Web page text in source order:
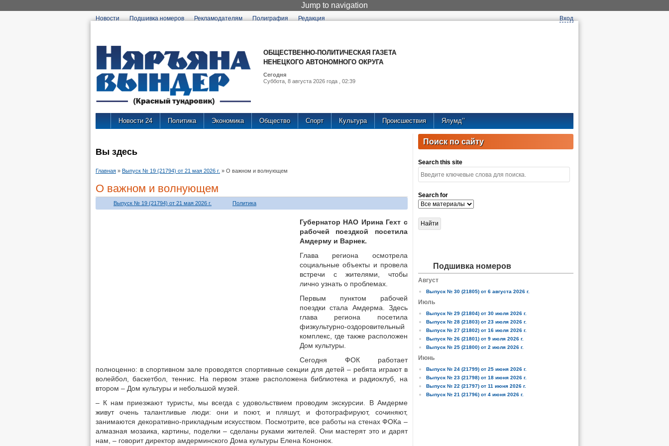
Jump to navigation
Новости Подшивка номеров Рекламодателям Полиграфия Редакция Вход
ОБЩЕСТВЕННО-ПОЛИТИЧЕСКАЯ ГАЗЕТА
НЕНЕЦКОГО АВТОНОМНОГО ОКРУГА
Сегодня
Суббота, 8 августа 2026 года , 02:39
Новости 24 Политика Экономика Общество Спорт Культура Происшествия Ялумд’’
Вы здесь
Главная » Выпуск № 19 (21794) от 21 мая 2026 г. » О важном и волнующем
О важном и волнующем
Выпуск № 19 (21794) от 21 мая 2026 г. Политика
Губернатор НАО Ирина Гехт с
рабочей поездкой посетила
Амдерму и Варнек.
Глава региона осмотрела
социальные объекты и провела
встречи с жителями, чтобы
лично узнать о проблемах.
Первым пунктом рабочей
поездки стала Амдерма. Здесь
глава региона посетила
физкультурно-оздоровительный
комплекс, где также расположен
Дом культуры.
Сегодня ФОК работает
полноценно: в спортивном зале проводятся спортивные секции для детей – ребята играют в
волейбол, баскетбол, теннис. На первом этаже расположена библио­тека и радиоклуб, на
втором – Дом культуры и небольшой музей.
– К нам приезжают туристы, мы всегда с удовольствием проводим экскурсии. В Амдерме
живут очень талантливые люди: они и поют, и пляшут, и фотографируют, сочиняют,
занимаются декоративно-прикладным искусством. Посмотрите, все работы на стенах ФОКа –
алмазная мозаика, картины, поделки – сделаны руками жителей. Они мастерят это и дарят
нам, – говорит директор амдерминского Дома культуры Елена Кононюк.
Поиск по сайту
Search this site
Search for
Подшивка номеров
Август
Выпуск № 30 (21805) от 6 августа 2026 г.
Июль
Выпуск № 29 (21804) от 30 июля 2026 г.
Выпуск № 28 (21803) от 23 июля 2026 г.
Выпуск № 27 (21802) от 16 июля 2026 г.
Выпуск № 26 (21801) от 9 июля 2026 г.
Выпуск № 25 (21800) от 2 июля 2026 г.
Июнь
Выпуск № 24 (21799) от 25 июня 2026 г.
Выпуск № 23 (21798) от 18 июня 2026 г.
Выпуск № 22 (21797) от 11 июня 2026 г.
Выпуск № 21 (21796) от 4 июня 2026 г.